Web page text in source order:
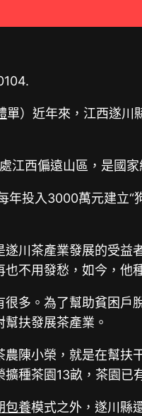
單）近年來，江西遂川
江西偏遠山區，是國
年投入3000萬元建立
川茶產業發展的受
不用發愁，如今，他
多。為了幫助貧困戶
幫扶發展茶產業。
農陳小榮，就是在幫扶
種茶園13畝，茶園已
包養模式之外，遂川縣